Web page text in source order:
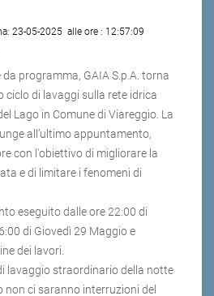
23-05-2025 alle ore : 12:57:09
programma, GAIA S.p.A. torna
ciclo di lavaggi sulla rete idrica
Lago in Comune di Viareggio. La
all’ultimo appuntamento,
con l'obiettivo di migliorare la
e di limitare i fenomeni di
eseguito dalle ore 22:00 di
di Giovedì 29 Maggio e
dei lavori.
lavaggio straordinario della notte
non ci saranno interruzioni del